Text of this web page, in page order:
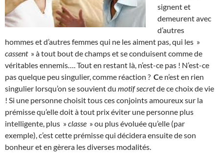
signent et
demeurent avec
d’autres
hommes et d’autres femmes qui ne les aiment pas, qui les »
cassent» à tout bout de champs et se conduisent comme de
véritables ennemis…. Tout en restant là, n’est-ce pas ! N’est-ce
pas quelque peu singulier, comme réaction ? Ce n’est en rien
singulier lorsqu’on se souvient du motif secretde ce choix de vie
! Si une personne choisit tous ces conjoints amoureux sur la
prémisse qu’elle doit à tout prix éviter une personne plus
intelligente, plus »classe » ou plus évoluée qu’elle (par
exemple), c’est cette prémisse qui décidera ensuite de son
bonheur et en gèrera les diverses modalités.